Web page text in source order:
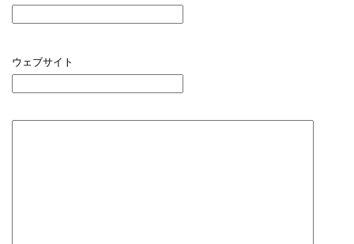
ウェブサイト